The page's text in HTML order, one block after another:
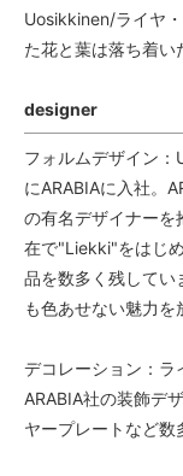
Uosikkinen/ライヤ
た花と葉は落ち着い
designer
フォルムデザイン
にARABIAに入社。
の有名デザイナーを
在で"Liekki"をはじ
品を数多く残してい
も色あせない魅力を
デコレーション：
ARABIA社の装飾デ
ヤープレートなど数